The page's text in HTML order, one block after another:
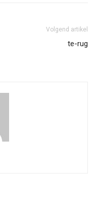
Volgend artikel
te-rug